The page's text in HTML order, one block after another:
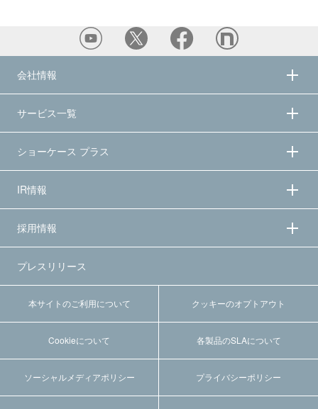
会社情報
サービス一覧
ショーケース プラス
IR情報
採用情報
プレスリリース
本サイトのご利用について クッキーのオプトアウト
Cookieについて 各製品のSLAについて
ソーシャルメディアポリシー プライバシーポリシー